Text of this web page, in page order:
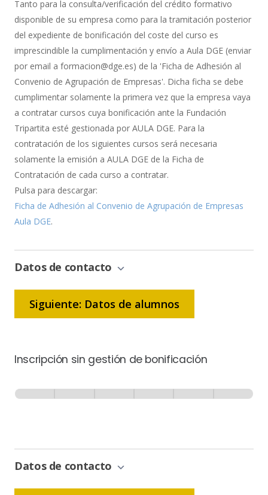
Bonificación
Tanto para la consulta/verificación del crédito formativo
disponible de su empresa como para la tramitación posterior
del expediente de bonificación del coste del curso es
imprescindible la cumplimentación y envío a Aula DGE (enviar
por email a formacion@dge.es) de la 'Ficha de Adhesión al
Convenio de Agrupación de Empresas'. Dicha ficha se debe
cumplimentar solamente la primera vez que la empresa vaya
a contratar cursos cuya bonificación ante la Fundación
Tripartita esté gestionada por AULA DGE. Para la
contratación de los siguientes cursos será necesaria
solamente la emisión a AULA DGE de la Ficha de
Contratación de cada curso a contratar.
Pulsa para descargar:
Ficha de Adhesión al Convenio de Agrupación de Empresas
Aula DGE.
Datos de contacto
Siguiente: Datos de alumnos
Inscripción sin gestión de bonificación
-
Bonificación
Datos de contacto